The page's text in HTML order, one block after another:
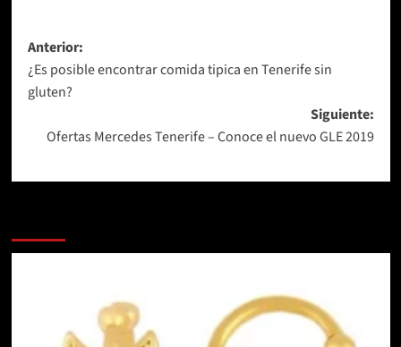
Navegación
de
entradas
Anterior:
¿Es posible encontrar comida tipica en Tenerife sin
gluten?
Siguiente:
Ofertas Mercedes Tenerife – Conoce el nuevo GLE 2019